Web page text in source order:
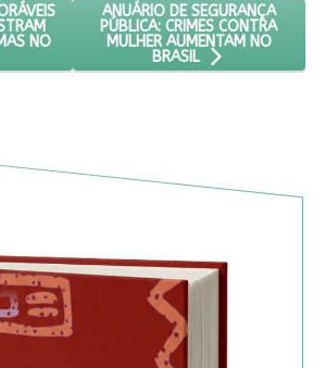
DECISÕES FAVORÁVEIS A POLICIAIS
NO
PRÓXIMO ARTIGO: ANUÁRIO DE
ANUÁRIO DE SEGURANÇA
PÚBLICA: CRIMES CONTRA
MULHER AUMENTAM NO
BRASIL